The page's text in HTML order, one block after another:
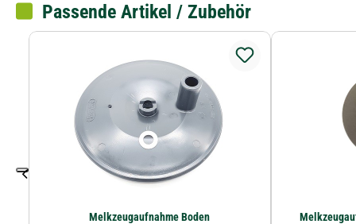
Passende Artikel / Zubehör
Melkzeugaufnahme Boden